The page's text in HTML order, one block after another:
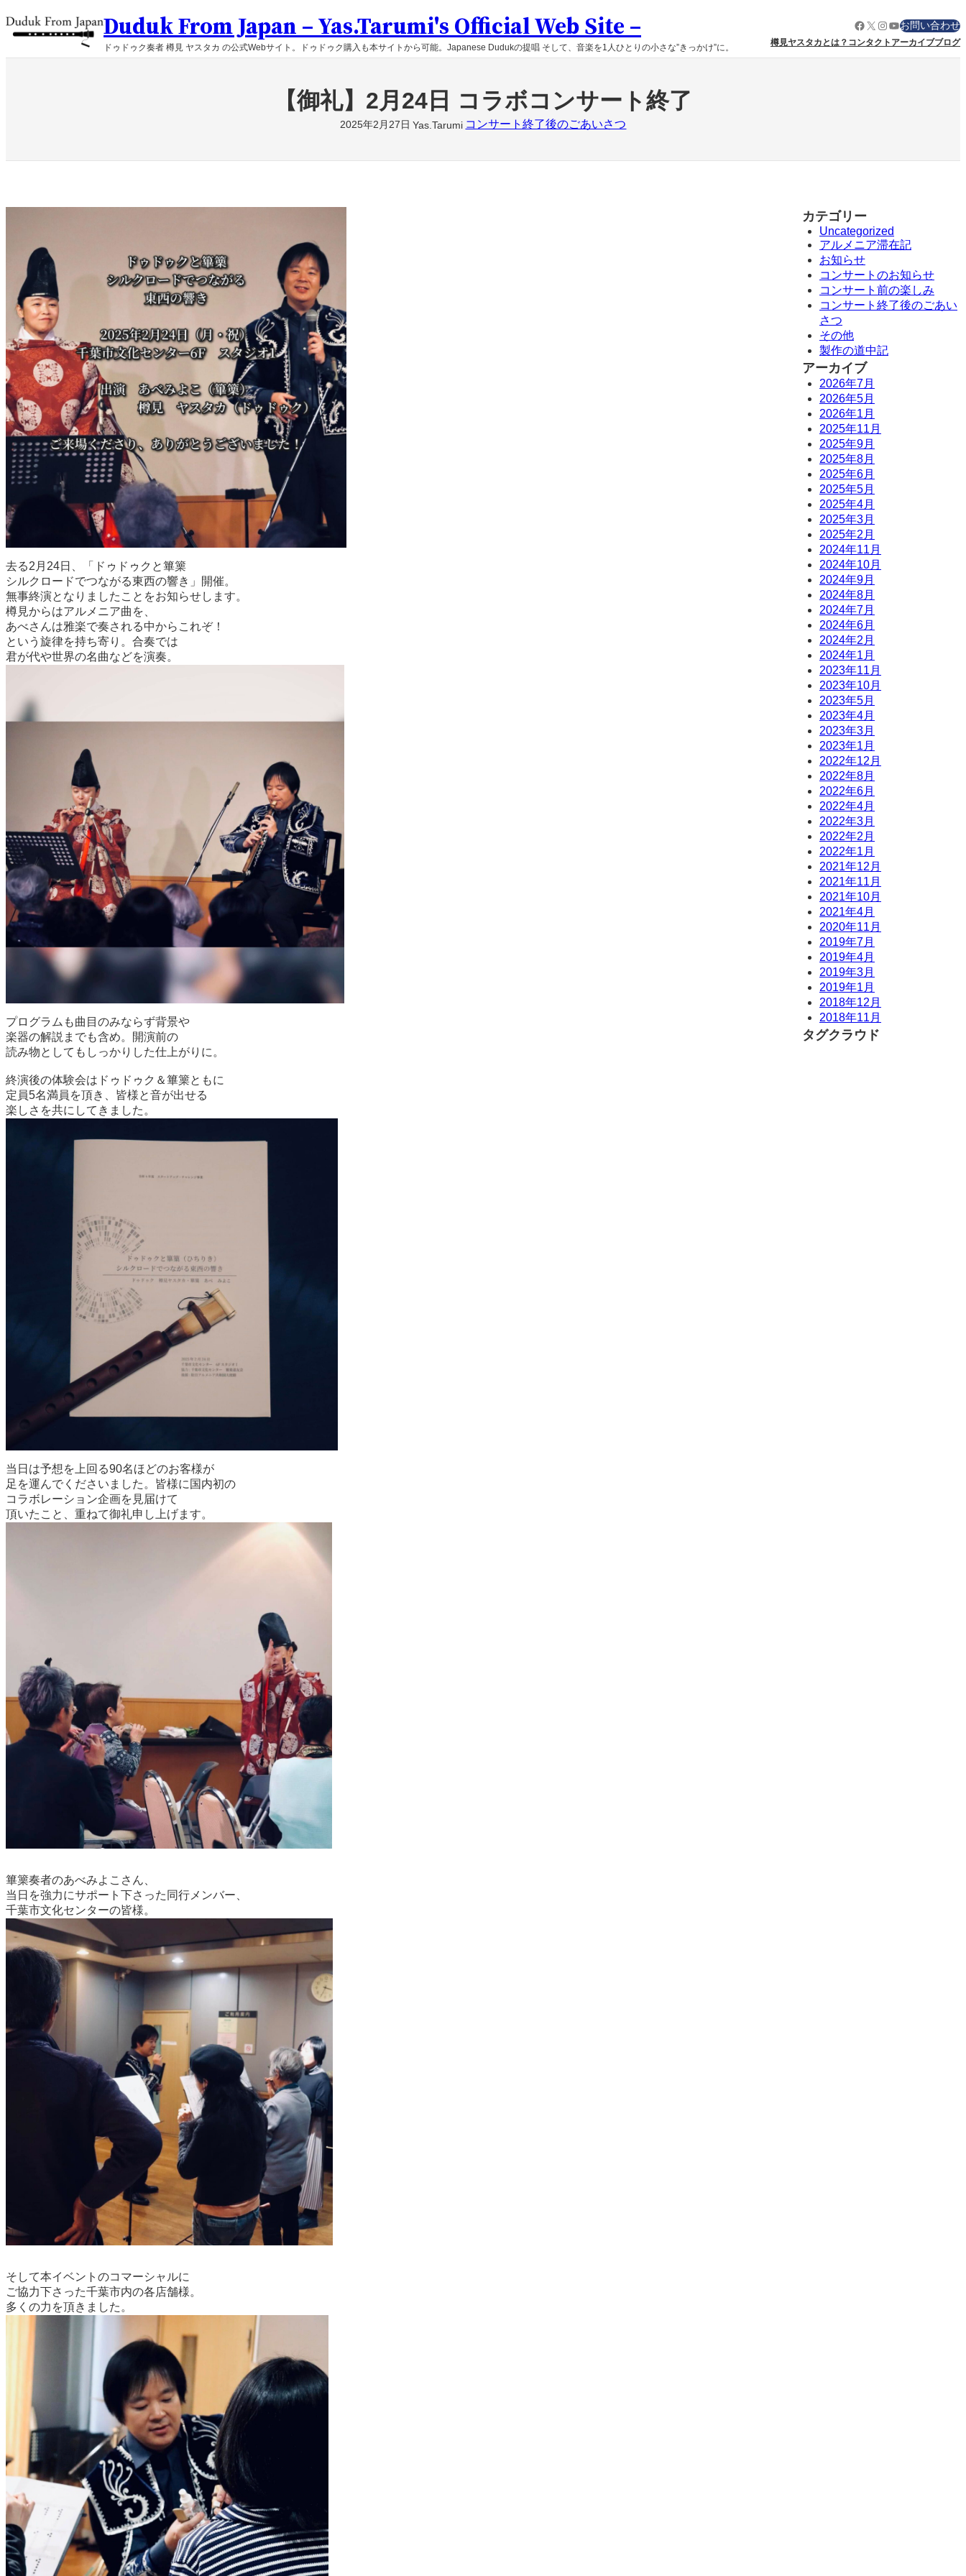
容
ス
Duduk From Japan – Yas.Tarumi's Official Web Site –
ドゥドゥク奏者 樽見 ヤスタカ の公式Webサイト。ドゥドゥク購入も本サイトから可能。Japanese Dudukの提唱 そして、音楽を1人ひとりの小さな”きっかけ”に。
Facebook
X Instagram
YouTube
お問い合わせ
樽見ヤスタカとは？ コンタクト アーカイブブログ
【御礼】2月24日 コラボコンサート終了
2025年2月27日 Yas.Tarumi コンサート終了後のごあいさつ
去る2月24日、「ドゥドゥクと篳篥
シルクロードでつながる東西の響き」開催。
無事終演となりましたことをお知らせします。
樽見からはアルメニア曲を、
あべさんは雅楽で奏される中からこれぞ！
という旋律を持ち寄り。合奏では
君が代や世界の名曲などを演奏。
プログラムも曲目のみならず背景や
楽器の解説までも含め。開演前の
読み物としてもしっかりした仕上がりに。
終演後の体験会はドゥドゥク＆篳篥ともに
定員5名満員を頂き、皆様と音が出せる
楽しさを共にしてきました。
当日は予想を上回る90名ほどのお客様が
足を運んでくださいました。皆様に国内初の
コラボレーション企画を見届けて
頂いたこと、重ねて御礼申し上げます。
篳篥奏者のあべみよこさん、
当日を強力にサポート下さった同行メンバー、
千葉市文化センターの皆様。
そして本イベントのコマーシャルに
ご協力下さった千葉市内の各店舗様。
多くの力を頂きました。
カテゴリー
Uncategorized
アルメニア滞在記
お知らせ
コンサートのお知らせ
コンサート前の楽しみ
コンサート終了後のごあい
さつ
その他
製作の道中記
アーカイブ
2026年7月
2026年5月
2026年1月
2025年11月
2025年9月
2025年8月
2025年6月
2025年5月
2025年4月
2025年3月
2025年2月
2024年11月
2024年10月
2024年9月
2024年8月
2024年7月
2024年6月
2024年2月
2024年1月
2023年11月
2023年10月
2023年5月
2023年4月
2023年3月
2023年1月
2022年12月
2022年8月
2022年6月
2022年4月
2022年3月
2022年2月
2022年1月
2021年12月
2021年11月
2021年10月
2021年4月
2020年11月
2019年7月
2019年4月
2019年3月
2019年1月
2018年12月
2018年11月
タグクラウド